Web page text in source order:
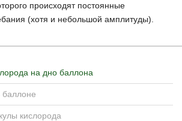
происходят постоянные
(хотя и небольшой амплитуды).
на дно баллона
баллоне
кислорода